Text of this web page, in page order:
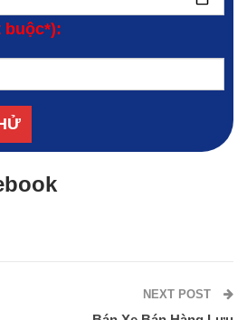
buộc*):
NEXT POST